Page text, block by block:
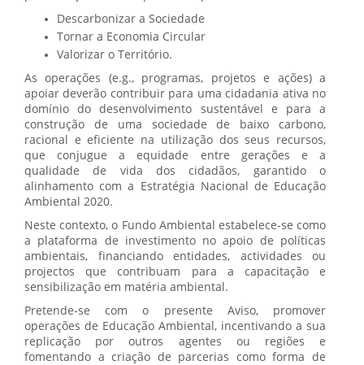
Descarbonizar a Sociedade
Tornar a Economia Circular
Valorizar o Território.
As operações (e.g., programas, projetos e ações) a
apoiar deverão contribuir para uma cidadania ativa no
domínio do desenvolvimento sustentável e para a
construção de uma sociedade de baixo carbono,
racional e eficiente na utilização dos seus recursos,
que conjugue a equidade entre gerações e a
qualidade de vida dos cidadãos, garantido o
alinhamento com a Estratégia Nacional de Educação
Ambiental 2020.
Neste contexto, o Fundo Ambiental estabelece-se como
a plataforma de investimento no apoio de políticas
ambientais, financiando entidades, actividades ou
projectos que contribuam para a capacitação e
sensibilização em matéria ambiental.
Pretende-se com o presente Aviso, promover
operações de Educação Ambiental, incentivando a sua
replicação por outros agentes ou regiões e
fomentando a criação de parcerias como forma de